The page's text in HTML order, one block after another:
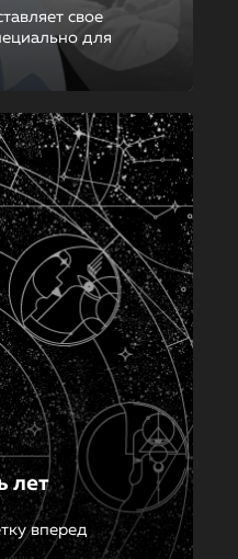
свое
для
лет
вперед